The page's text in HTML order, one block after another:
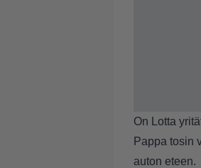
On Lotta
Pappa tosin
auton eteen.